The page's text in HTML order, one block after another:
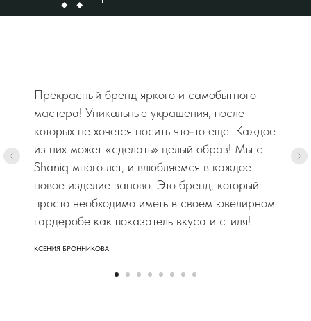
Прекрасный бренд яркого и самобытного
мастера! Уникальные украшения, после
которых не хочется носить что-то еще. Каждое
из них может «сделать» целый образ! Мы с
Shaniq много лет, и влюбляемся в каждое
новое изделие заново. Это бренд, который
просто необходимо иметь в своем ювелирном
гардеробе как показатель вкуса и стиля!
КСЕНИЯ БРОННИКОВА